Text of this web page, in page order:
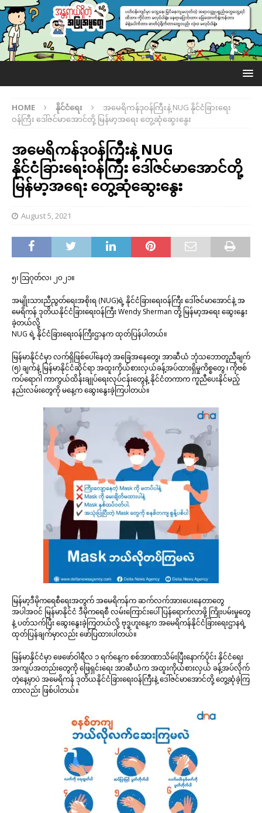
HOME နိုင်ငံရေး
အမေရိကန်ဒုဝန်ကြီးနဲ့ NUG နိုင်ငံခြားရေး
ဝန်ကြီး ဒေါ်ဇင်မာအောင်တို့ မြန်မာ့အရေး တွေ့ဆုံဆွေးနွေး
အမေရိကန်ဒုဝန်ကြီးနဲ့ NUG
နိုင်ငံခြားရေးဝန်ကြီး ဒေါ်ဇင်မာအောင်တို့
မြန်မာ့အရေး တွေ့ဆုံဆွေးနွေး
August 5, 2021
၅၊ ဩဂုတ်လ၊ ၂၀၂၁။
အမျိုးသားညီညွတ်ရေးအစိုးရ (NUG)ရဲ့ နိုင်ငံခြားရေးဝန်ကြီး ဒေါ်ဇင်မာအောင်နဲ့ အ
မေရိကန် ဒုတိယနိုင်ငံခြားရေးဝန်ကြီး Wendy Sherman တို့ မြန်မာ့အရေး ဆွေးနွေး
ခဲ့တယ်လို့
NUG ရဲ့ နိုင်ငံခြားရေးဝန်ကြီးဌာနက ထုတ်ပြန်ပါတယ်။
မြန်မာနိုင်ငံမှာ လက်ရှိဖြစ်ပေါ်နေတဲ့ အခြေအနေတွေ၊ အာဆီယံ ဘုံသဘောတူညီချက်
(၅) ချက်နဲ့ မြန်မာနိုင်ငံဆိုင်ရာ အထူးကိုယ်စားလှယ်ခန့်အပ်ထားရှိမှုကိစ္စတွေ ၊ ကိုဗစ်
ကပ်ရောဂါ ကာကွယ်ထိန်းချုပ်ရေးလုပ်ငန်းတွေနဲ့ နိုင်ငံတကာက ကူညီပေးနိုင်မည့်
နည်းလမ်းတွေကို မနေ့က ဆွေးနွေးခဲ့ကြပါတယ်။
မြန်မာ့ဒီမိုကရေစီရေးအတွက် အမေရိကန်က ဆက်လက်အားပေးနေတာတွေ
အပါအဝင် မြန်မာနိုင်ငံ ဒီမိုကရေစီ လမ်းကြောင်းပေါ် ပြန်ရောက်လာဖို့ ကြိုးပမ်းမှုတွေ
နဲ့ ပတ်သက်ပြီး ဆွေးနွေးခဲ့ကြတယ်လို့ ဗုဒ္ဓဟူးနေ့က အမေရိကန်နိုင်ငံခြားရေးဌာနရဲ့
ထုတ်ပြန်ချက်မှာလည်း ဖော်ပြထားပါတယ်။
မြန်မာနိုင်ငံမှာ ဖေဖော်ဝါရီလ ၁ ရက်နေ့က စစ်အာဏာသိမ်းပြီးနောက်ပိုင်း နိုင်ငံရေး
အကျပ်အတည်းတွေကို ဖြေရှင်းရေး အာဆီယံက အထူးကိုယ်စားလှယ် ခန့်အပ်လိုက်
တဲ့နေ့မှာပဲ အမေရိကန် ဒုတိယနိုင်ငံခြားရေးဝန်ကြီးနဲ့ ဒေါ်ဇင်မာအောင်တို့ တွေ့ဆုံခဲ့ကြ
တာလည်း ဖြစ်ပါတယ်။